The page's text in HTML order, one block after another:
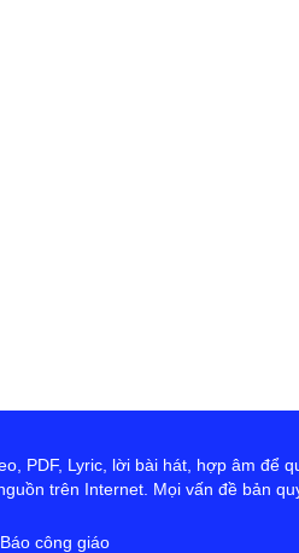
PDF, Lyric, lời bài hát, hợp âm để
trên Internet. Mọi vấn đề bản
Báo công giáo